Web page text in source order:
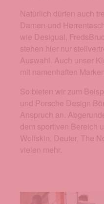
Natürlich dürfen auch
Damen-und
wie Desigual,
stehen hier nur
Auswahl. Auch unser
mit namenhaften
So bieten wir zum
und Porsche Design
Anspruch an.
dem sportiven Bereich
Wolfskin, Deuter, The
vielen mehr.